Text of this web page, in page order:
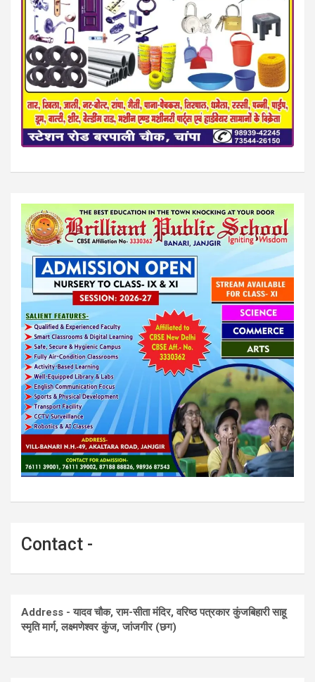
Contact -
Address - यादव चौक, राम-सीता मंदिर, वरिष्ठ पत्रकार कुंजबिहारी साहू
स्मृति मार्ग, लक्ष्मणेश्वर कुंज, जांजगीर (छग)